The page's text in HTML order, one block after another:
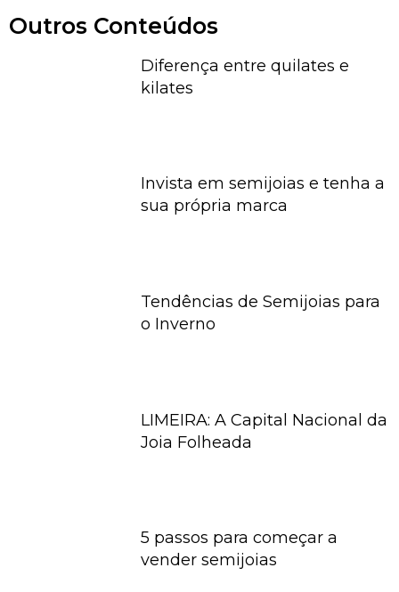
Outros Conteúdos
Diferença entre quilates e
kilates
Invista em semijoias e tenha a
sua própria marca
Tendências de Semijoias para
o Inverno
LIMEIRA: A Capital Nacional da
Joia Folheada
5 passos para começar a
vender semijoias